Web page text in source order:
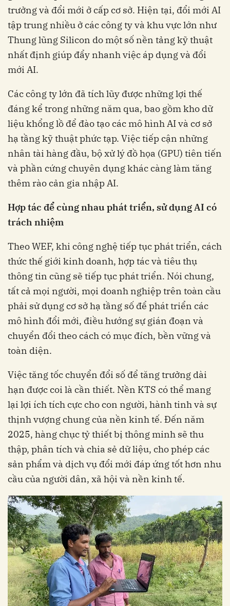
trưởng và đổi mới ở cấp cơ sở. Hiện tại, đổi mới AI
tập trung nhiều ở các công ty và khu vực lớn như
Thung lũng Silicon do một số nền tảng kỹ thuật
nhất định giúp đẩy nhanh việc áp dụng và đổi
mới AI.
Các công ty lớn đã tích lũy được những lợi thế
đáng kể trong những năm qua, bao gồm kho dữ
liệu khổng lồ để đào tạo các mô hình AI và cơ sở
hạ tầng kỹ thuật phức tạp. Việc tiếp cận những
nhân tài hàng đầu, bộ xử lý đồ họa (GPU) tiên tiến
và phần cứng chuyên dụng khác càng làm tăng
thêm rào cản gia nhập AI.
Hợp tác để cùng nhau phát triển, sử dụng AI có
trách nhiệm
Theo WEF, khi công nghệ tiếp tục phát triển, cách
thức thế giới kinh doanh, hợp tác và tiêu thụ
thông tin cũng sẽ tiếp tục phát triển. Nói chung,
tất cả mọi người, mọi doanh nghiệp trên toàn cầu
phải sử dụng cơ sở hạ tầng số để phát triển các
mô hình đổi mới, điều hướng sự gián đoạn và
chuyển đổi theo cách có mục đích, bền vững và
toàn diện.
Việc tăng tốc chuyển đổi số để tăng trưởng dài
hạn được coi là cần thiết. Nền KTS có thể mang
lại lợi ích tích cực cho con người, hành tinh và sự
thịnh vượng chung của nền kinh tế. Đến năm
2025, hàng chục tỷ thiết bị thông minh sẽ thu
thập, phân tích và chia sẻ dữ liệu, cho phép các
sản phẩm và dịch vụ đổi mới đáp ứng tốt hơn nhu
cầu của người dân, xã hội và nền kinh tế.